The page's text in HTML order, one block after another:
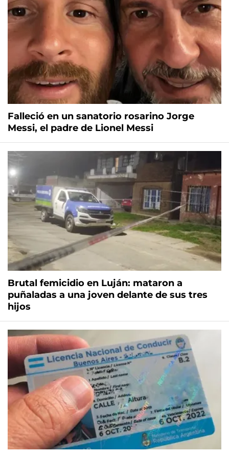
Falleció en un sanatorio rosarino Jorge
Messi, el padre de Lionel Messi
Brutal femicidio en Luján: mataron a
puñaladas a una joven delante de sus tres
hijos